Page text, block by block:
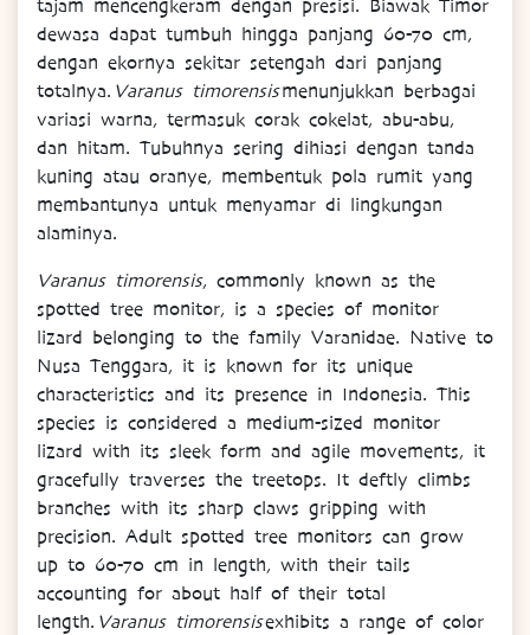
tajam mencengkeram dengan presisi. Biawak Timor
dewasa dapat tumbuh hingga panjang 60-70 cm,
dengan ekornya sekitar setengah dari panjang
totalnya. Varanus timorensismenunjukkan berbagai
variasi warna, termasuk corak cokelat, abu-abu,
dan hitam. Tubuhnya sering dihiasi dengan tanda
kuning atau oranye, membentuk pola rumit yang
membantunya untuk menyamar di lingkungan
alaminya.
Varanus timorensis, commonly known as the
spotted tree monitor, is a species of monitor
lizard belonging to the family Varanidae. Native to
Nusa Tenggara, it is known for its unique
characteristics and its presence in Indonesia. This
species is considered a medium-sized monitor
lizard with its sleek form and agile movements, it
gracefully traverses the treetops. It deftly climbs
branches with its sharp claws gripping with
precision. Adult spotted tree monitors can grow
up to 60-70 cm in length, with their tails
accounting for about half of their total
length. Varanus timorensisexhibits a range of color